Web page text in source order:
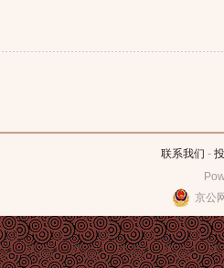
联系我们 -
京公